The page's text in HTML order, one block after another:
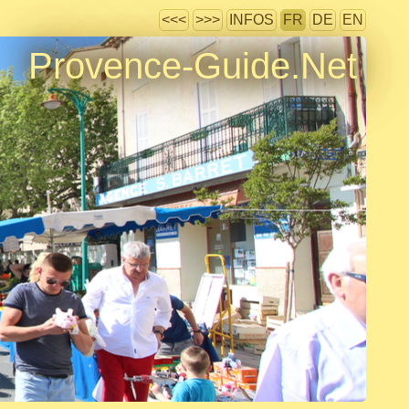
<<< >>> INFOS FR DE EN
Provence-Guide.Net